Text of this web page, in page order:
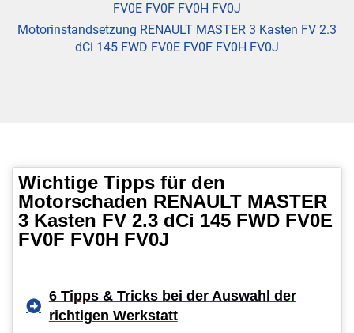
FV0E FV0F FV0H FV0J
Motorinstandsetzung RENAULT MASTER 3 Kasten FV 2.3
dCi 145 FWD FV0E FV0F FV0H FV0J
Wichtige Tipps für den
Motorschaden RENAULT MASTER
3 Kasten FV 2.3 dCi 145 FWD FV0E
FV0F FV0H FV0J
6 Tipps & Tricks bei der Auswahl der
richtigen Werkstatt